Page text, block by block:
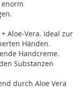
Aloe-Vera. Ideal zur
Händen.
Handcreme.
Substanzen
durch Aloe Vera